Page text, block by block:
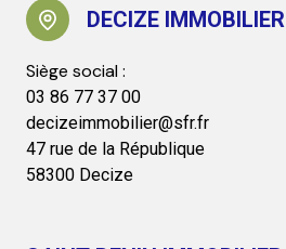
DECIZE IMMOBILIER
03 86 77 37 00
decizeimmobilier@sfr.fr
47 rue de la République
58300 Decize